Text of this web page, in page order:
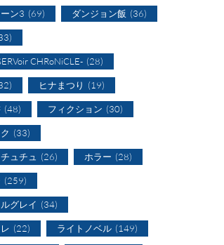
ン3 (69) ダンジョン飯 (36)
CHRoNiCLE- (28)
ヒナまつり (19)
(48) フィクション (30)
(33)
ュチュ (26) ホラー (28)
(259)
グレイ (34)
(22) ライトノベル (149)